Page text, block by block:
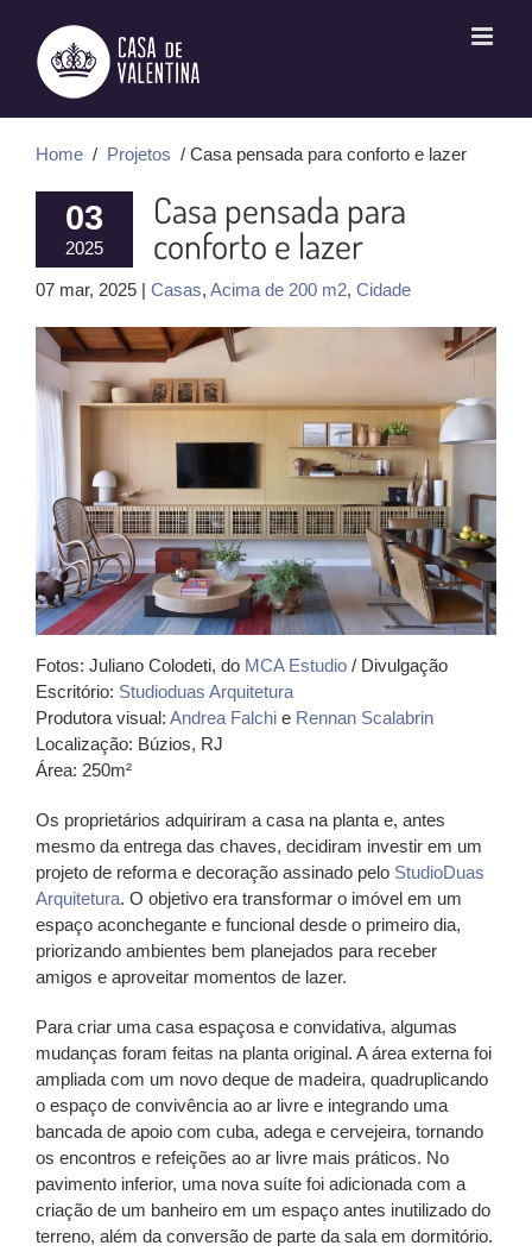
conteúdo
Home / Projetos / Casa pensada para conforto e lazer
03
2025
Casa pensada para
conforto e lazer
07 mar, 2025 | Casas, Acima de 200 m2, Cidade
Fotos: Juliano Colodeti, do MCA Estudio / Divulgação
Escritório: Studioduas Arquitetura
Produtora visual: Andrea Falchi e Rennan Scalabrin
Localização: Búzios, RJ
Área: 250m²
Os proprietários adquiriram a casa na planta e, antes
mesmo da entrega das chaves, decidiram investir em um
projeto de reforma e decoração assinado pelo StudioDuas
Arquitetura. O objetivo era transformar o imóvel em um
espaço aconchegante e funcional desde o primeiro dia,
priorizando ambientes bem planejados para receber
amigos e aproveitar momentos de lazer.
Para criar uma casa espaçosa e convidativa, algumas
mudanças foram feitas na planta original. A área externa foi
ampliada com um novo deque de madeira, quadruplicando
o espaço de convivência ao ar livre e integrando uma
bancada de apoio com cuba, adega e cervejeira, tornando
os encontros e refeições ao ar livre mais práticos. No
pavimento inferior, uma nova suíte foi adicionada com a
criação de um banheiro em um espaço antes inutilizado do
terreno, além da conversão de parte da sala em dormitório.